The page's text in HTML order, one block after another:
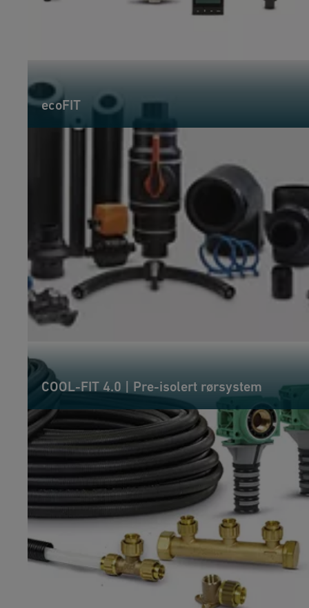
ecoFIT
COOL-FIT 4.0 | Pre-isolert rørsystem